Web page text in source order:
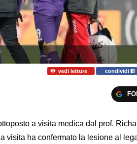
vedi letture condividi
a visita medica dal prof.
visita ha confermato la lesione al